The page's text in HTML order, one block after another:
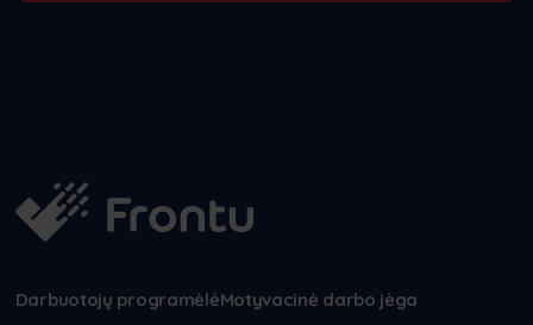
Darbuotojų programėlėMotyvacinė darbo jėga